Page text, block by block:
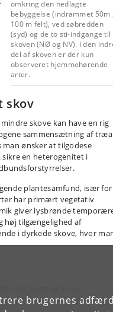
brugernes
omkring den nedlagte
bebyggelse (indrammet 50m
100 m felt), ved søbredden
(syd) og de to sti-indgange til
skoven (NØ og NV). I den
del af skoven er der kun
observeret hjemmehørende
arter.
skov
skove kan have en rig
sammensætning af
ønsker at tilgodese
en heterogenitet i
plantesamfund, især for
har primært vegetativ
giver lysbrønde
høj tilgængelighed af
i dyrkede skove, hvor
dynamics or edge-effect